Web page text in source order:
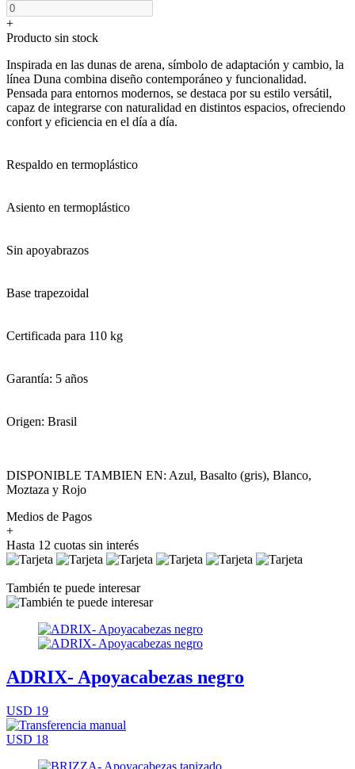
+
Producto sin stock
Inspirada en las dunas de arena, símbolo de adaptación y cambio, la
línea Duna combina diseño contemporáneo y funcionalidad.
Pensada para entornos modernos, se destaca por su estilo versátil,
capaz de integrarse con naturalidad en distintos espacios, ofreciendo
confort y eficiencia en el día a día.
Respaldo en termoplástico
Asiento en termoplástico
Sin apoyabrazos
Base trapezoidal
Certificada para 110 kg⁠
Garantía: 5 años
Origen: Brasil
DISPONIBLE TAMBIEN EN: Azul, Basalto (gris), Blanco,
Moztaza y Rojo
Medios de Pagos
+
Hasta 12 cuotas sin interés
También te puede interesar
ADRIX- Apoyacabezas negro
USD 19
USD 18